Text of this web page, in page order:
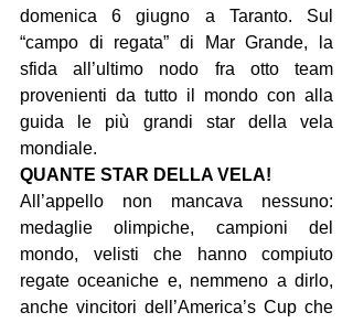
domenica 6 giugno a Taranto. Sul
“campo di regata” di Mar Grande, la
sfida all’ultimo nodo fra otto team
provenienti da tutto il mondo con alla
guida le più grandi star della vela
mondiale.
QUANTE STAR DELLA VELA!
All’appello non mancava nessuno:
medaglie olimpiche, campioni del
mondo, velisti che hanno compiuto
regate oceaniche e, nemmeno a dirlo,
anche vincitori dell’America’s Cup che